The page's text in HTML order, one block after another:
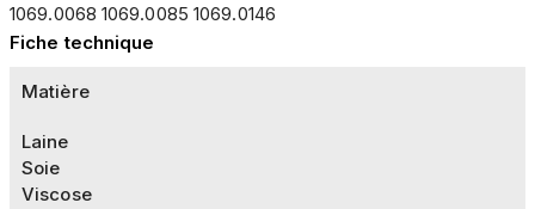
1069.0068 1069.0085 1069.0146
Fiche technique
Matière
Laine
Soie
Viscose